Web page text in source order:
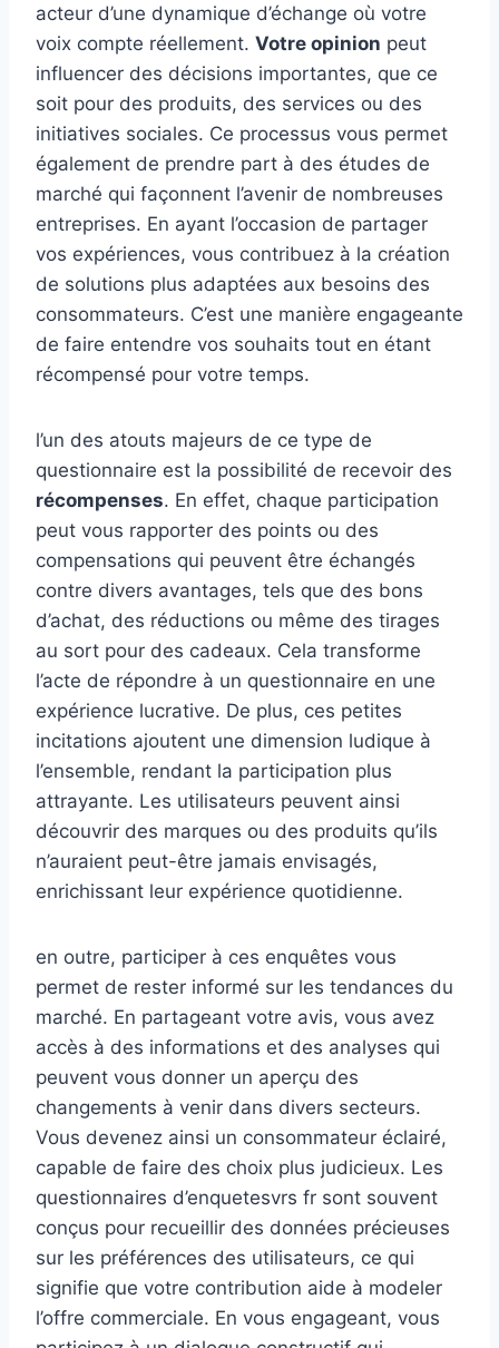
acteur d’une dynamique d’échange où votre
voix compte réellement. Votre opinion peut
influencer des décisions importantes, que ce
soit pour des produits, des services ou des
initiatives sociales. Ce processus vous permet
également de prendre part à des études de
marché qui façonnent l’avenir de nombreuses
entreprises. En ayant l’occasion de partager
vos expériences, vous contribuez à la création
de solutions plus adaptées aux besoins des
consommateurs. C’est une manière engageante
de faire entendre vos souhaits tout en étant
récompensé pour votre temps.
l’un des atouts majeurs de ce type de
questionnaire est la possibilité de recevoir des
récompenses. En effet, chaque participation
peut vous rapporter des points ou des
compensations qui peuvent être échangés
contre divers avantages, tels que des bons
d’achat, des réductions ou même des tirages
au sort pour des cadeaux. Cela transforme
l’acte de répondre à un questionnaire en une
expérience lucrative. De plus, ces petites
incitations ajoutent une dimension ludique à
l’ensemble, rendant la participation plus
attrayante. Les utilisateurs peuvent ainsi
découvrir des marques ou des produits qu’ils
n’auraient peut-être jamais envisagés,
enrichissant leur expérience quotidienne.
en outre, participer à ces enquêtes vous
permet de rester informé sur les tendances du
marché. En partageant votre avis, vous avez
accès à des informations et des analyses qui
peuvent vous donner un aperçu des
changements à venir dans divers secteurs.
Vous devenez ainsi un consommateur éclairé,
capable de faire des choix plus judicieux. Les
questionnaires d’enquetesvrs fr sont souvent
conçus pour recueillir des données précieuses
sur les préférences des utilisateurs, ce qui
signifie que votre contribution aide à modeler
l’offre commerciale. En vous engageant, vous